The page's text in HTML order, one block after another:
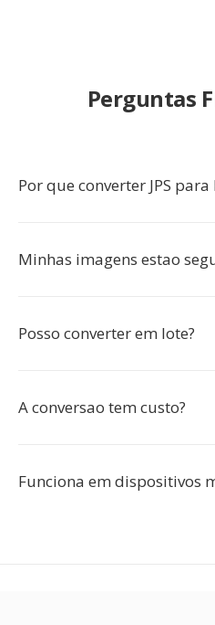
Perguntas
Por que converter JPS para
Minhas imagens estao
Posso converter em lote?
A conversao tem custo?
Funciona em dispositivos